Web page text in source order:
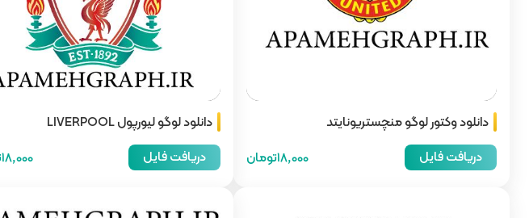
دانلود وکتور لوگو منچستریونایتد
دریافت فایل
18,000تومان
دانلود لوگو لیورپول LIVERPOOL
دریافت فایل
18,000تومان